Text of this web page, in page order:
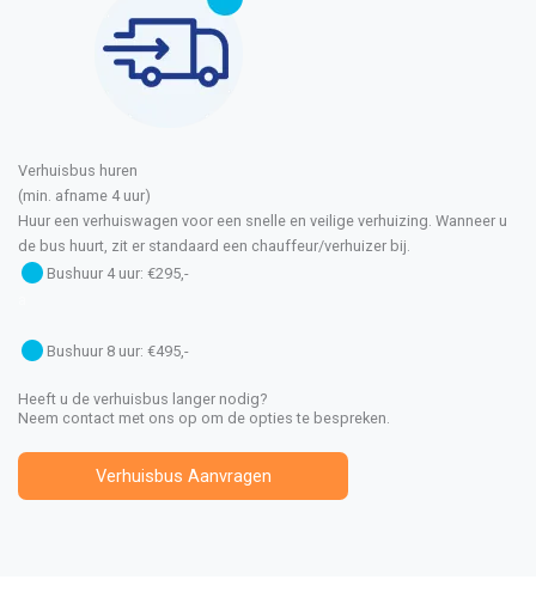
Verhuisbus huren
(min. afname 4 uur)
Huur een verhuiswagen voor een snelle en veilige verhuizing. Wanneer u
de bus huurt, zit er standaard een chauffeur/verhuizer bij.
Bushuur 4 uur: €295,-
Bushuur 8 uur: €495,-
Heeft u de verhuisbus langer nodig?
Neem contact met ons op om de opties te bespreken.
Verhuisbus Aanvragen